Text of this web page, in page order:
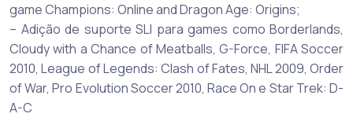
game Champions: Online and Dragon Age: Origins;
– Adição de suporte SLI para games como Borderlands,
Cloudy with a Chance of Meatballs, G-Force, FIFA Soccer
2010, League of Legends: Clash of Fates, NHL 2009, Order
of War, Pro Evolution Soccer 2010, Race On e Star Trek: D-
A-C